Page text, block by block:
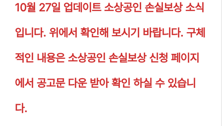
10월 27일 업데이트 소상공인 손실보상 소식
입니다. 위에서 확인해 보시기 바랍니다. 구체
적인 내용은 소상공인 손실보상 신청 페이지
에서 공고문 다운 받아 확인 하실 수 있습니
다.